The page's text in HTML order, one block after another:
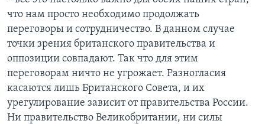
что нам просто необходимо продолжать
переговоры и сотрудничество. В данном случае
точки зрения британского правительства и
оппозиции совпадают. Так что для этим
переговорам ничто не угрожает. Разногласия
касаются лишь Британского Совета, и их
урегулирование зависит от правительства России.
Ни правительство Великобритании, ни силы